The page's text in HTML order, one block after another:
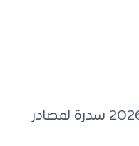
جميع الحقوق محفوظة © 2026 سدرة لمصادر